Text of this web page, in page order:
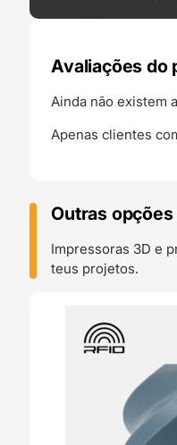
Avaliações do
Ainda não existem
Apenas clientes
Outras
Impressoras 3D e
teus projetos.